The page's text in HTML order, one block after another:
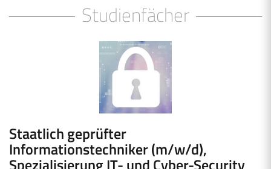
Studienfächer
Staatlich geprüfter
Informationstechniker (m/w/d),